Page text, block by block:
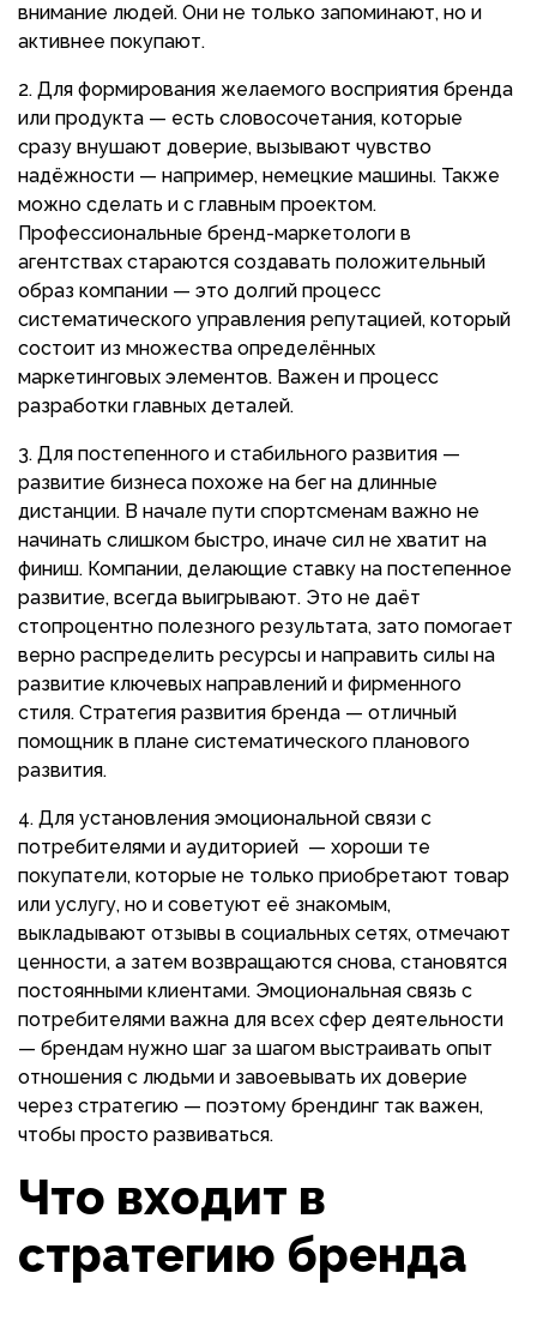
внимание людей. Они не только запоминают, но и
активнее покупают.
Для формирования желаемого восприятия бренда
или продукта — есть словосочетания, которые
сразу внушают доверие, вызывают чувство
надёжности — например, немецкие машины. Также
можно сделать и с главным проектом.
Профессиональные бренд-маркетологи в
агентствах стараются создавать положительный
образ компании — это долгий процесс
систематического управления репутацией, который
состоит из множества определённых
маркетинговых элементов. Важен и процесс
разработки главных деталей.
Для постепенного и стабильного развития —
развитие бизнеса похоже на бег на длинные
дистанции. В начале пути спортсменам важно не
начинать слишком быстро, иначе сил не хватит на
финиш. Компании, делающие ставку на постепенное
развитие, всегда выигрывают. Это не даёт
стопроцентно полезного результата, зато помогает
верно распределить ресурсы и направить силы на
развитие ключевых направлений и фирменного
стиля. Стратегия развития бренда — отличный
помощник в плане систематического планового
развития.
Для установления эмоциональной связи с
потребителями и аудиторией — хороши те
покупатели, которые не только приобретают товар
или услугу, но и советуют её знакомым,
выкладывают отзывы в социальных сетях, отмечают
ценности, а затем возвращаются снова, становятся
постоянными клиентами. Эмоциональная связь с
потребителями важна для всех сфер деятельности
— брендам нужно шаг за шагом выстраивать опыт
отношения с людьми и завоевывать их доверие
через стратегию — поэтому брендинг так важен,
чтобы просто развиваться.
Что входит в
стратегию бренда